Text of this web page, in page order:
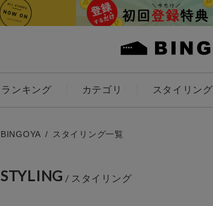
ランキング カテゴリ スタイリング
BINGOYA スタイリング一覧
STYLING